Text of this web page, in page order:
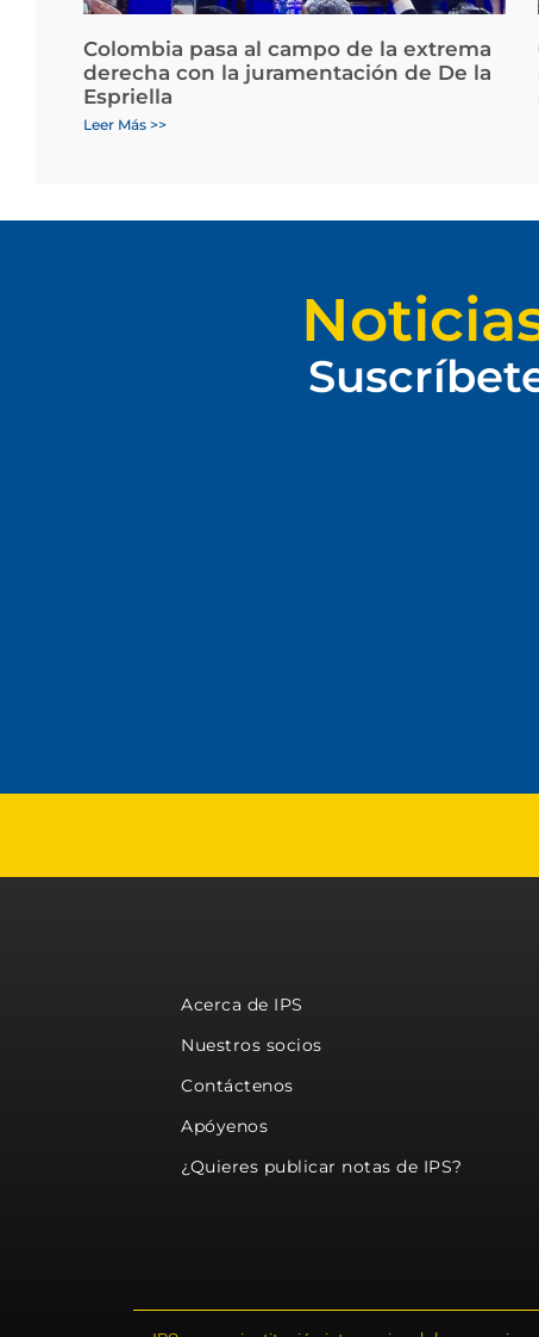
Colombia pasa al campo de la extrema
derecha con la juramentación de De la
Espriella
Leer Más >>
Acerca de IPS
Nuestros socios
Contáctenos
Apóyenos
¿Quieres publicar notas de IPS?